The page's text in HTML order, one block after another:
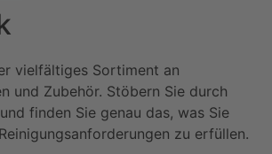
vielfältiges Sortiment an
und Zubehör. Stöbern Sie durch
finden Sie genau das, was Sie
zu erfüllen.